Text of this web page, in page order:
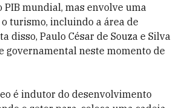
PIB mundial, mas envolve uma
turismo, incluindo a área de
disso, Paulo César de Souza e Silva
governamental neste momento de
é indutor do desenvolvimento